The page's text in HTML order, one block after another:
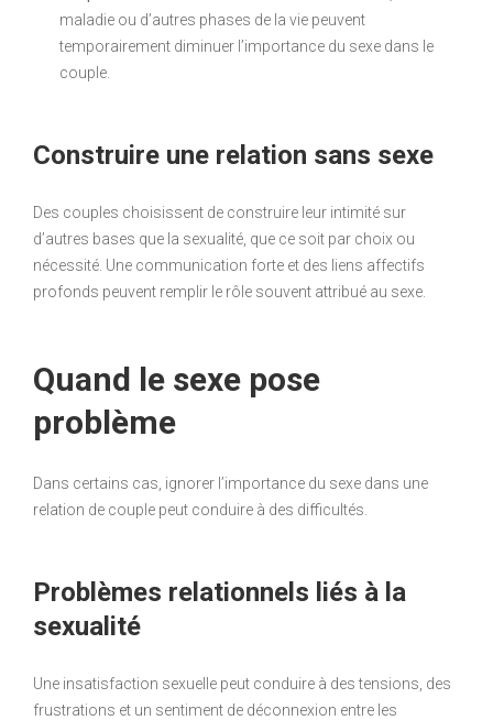
maladie ou d’autres phases de la vie peuvent
temporairement diminuer l’importance du sexe dans le
couple.
Construire une relation sans sexe
Des couples choisissent de construire leur intimité sur
d’autres bases que la sexualité, que ce soit par choix ou
nécessité. Une communication forte et des liens affectifs
profonds peuvent remplir le rôle souvent attribué au sexe.
Quand le sexe pose
problème
Dans certains cas, ignorer l’importance du sexe dans une
relation de couple peut conduire à des difficultés.
Problèmes relationnels liés à la
sexualité
Une insatisfaction sexuelle peut conduire à des tensions, des
frustrations et un sentiment de déconnexion entre les